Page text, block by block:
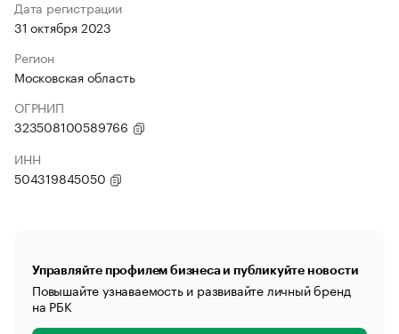
Дата регистрации
31 октября 2023
Регион
Московская область
ОГРНИП
323508100589766
ИНН
504319845050
Управляйте профилем бизнеса и публикуйте новости
Повышайте узнаваемость и развивайте личный бренд
на РБК